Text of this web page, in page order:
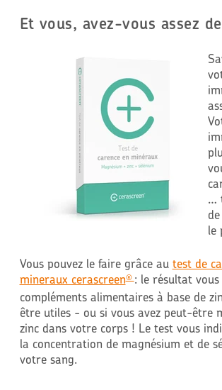
Et vous, avez-vous assez
…
le
Vous pouvez le faire grâce au test de
mineraux cerascreen®: le résultat vous
compléments alimentaires à base de
être utiles - ou si vous avez peut-être
zinc dans votre corps ! Le test vous
la concentration de magnésium et de
votre sang.